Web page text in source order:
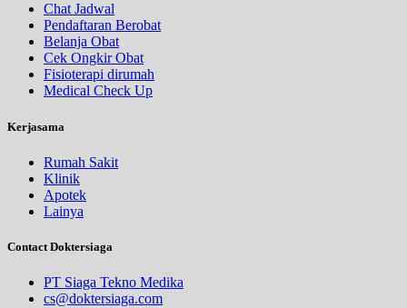
Chat Jadwal
Pendaftaran Berobat
Belanja Obat
Cek Ongkir Obat
Fisioterapi dirumah
Medical Check Up
Kerjasama
Rumah Sakit
Klinik
Apotek
Lainya
Contact Doktersiaga
PT Siaga Tekno Medika
cs@doktersiaga.com